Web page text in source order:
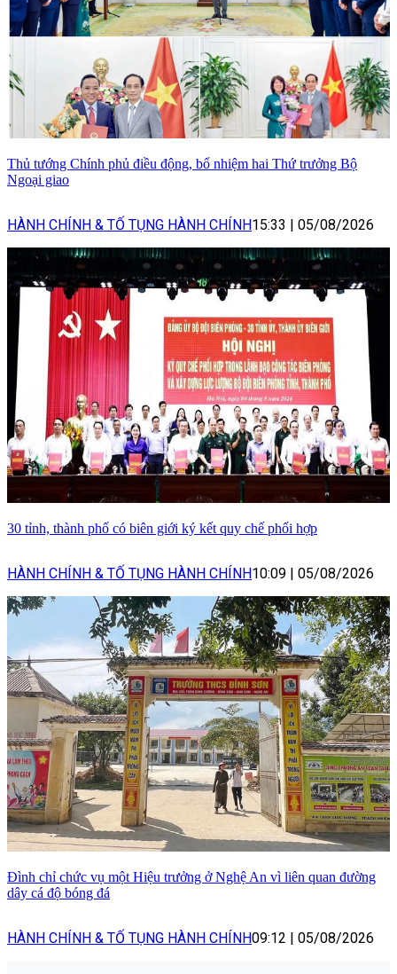
Thủ tướng Chính phủ điều động, bổ nhiệm hai Thứ trưởng Bộ
Ngoại giao
HÀNH CHÍNH & TỐ TỤNG HÀNH CHÍNH15:33 | 05/08/2026
30 tỉnh, thành phố có biên giới ký kết quy chế phối hợp
HÀNH CHÍNH & TỐ TỤNG HÀNH CHÍNH10:09 | 05/08/2026
Đình chỉ chức vụ một Hiệu trưởng ở Nghệ An vì liên quan đường
dây cá độ bóng đá
HÀNH CHÍNH & TỐ TỤNG HÀNH CHÍNH09:12 | 05/08/2026